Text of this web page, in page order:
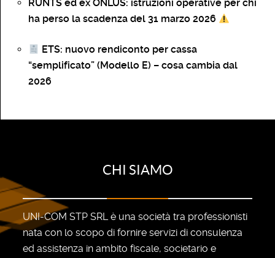
RUNTS ed ex ONLUS: istruzioni operative per chi
ha perso la scadenza del 31 marzo 2026
ETS: nuovo rendiconto per cassa
“semplificato” (Modello E) – cosa cambia dal
2026
CHI SIAMO
UNI-COM STP SRL è una società tra professionisti
nata con lo scopo di fornire servizi di consulenza
ed assistenza in ambito fiscale, societario e